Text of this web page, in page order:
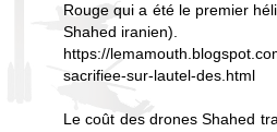
Rouge qui a été le premier
Shahed iranien).
https://
sacrifiee-sur-lautel-des.html
Le coût des drones Shahed